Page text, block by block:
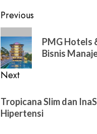
Post
navigation
Previous
Previous
post:
PMG Hotels
Bisnis
Next
post:
Tropicana Slim dan
Hipertensi